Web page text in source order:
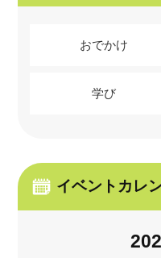
おでかけ
学び
イベントカレ